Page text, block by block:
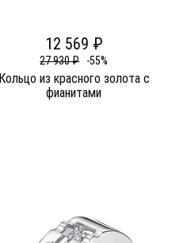
12 569 ₽
27 930 ₽ -55%
Кольцо из красного золота c
фианитами